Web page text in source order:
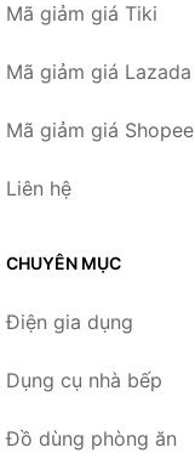
Mã giảm giá Tiki
Mã giảm giá Lazada
Mã giảm giá Shopee
Liên hệ
CHUYÊN MỤC
Điện gia dụng
Dụng cụ nhà bếp
Đồ dùng phòng ăn